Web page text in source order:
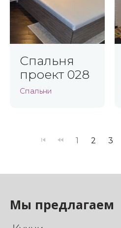
Спальня
проект 028
Спальни
1 2 3
Мы предлагаем